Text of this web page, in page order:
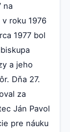
na
roku 1976
1977 bol
a jeho
Dňa 27.
za
Ján Pavol
pre náuku